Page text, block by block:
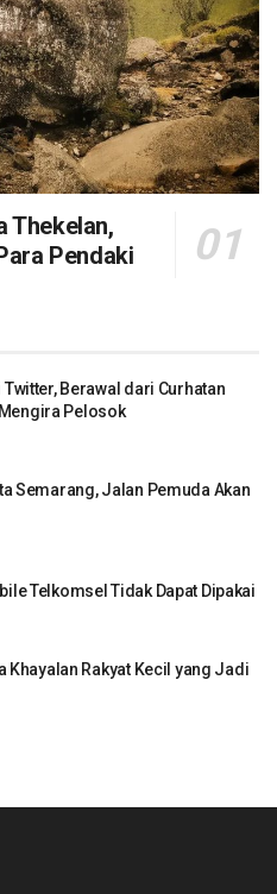
Thekelan,
Pendaki
Berawal dari Curhatan
Pelosok
Semarang, Jalan Pemuda Akan
Telkomsel Tidak Dapat Dipakai
Khayalan Rakyat Kecil yang Jadi